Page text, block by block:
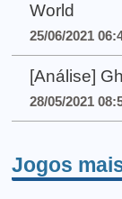
World
25/06/2021
[Análise]
28/05/2021
Jogos